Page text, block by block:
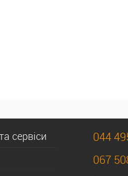
сервіси
044
067